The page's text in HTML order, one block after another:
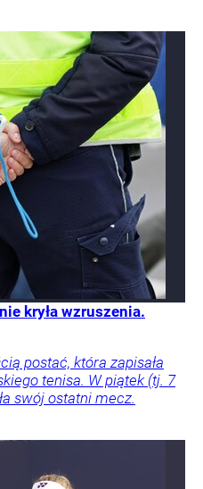
kryła wzruszenia.
postać, która zapisała
tenisa. W piątek (tj. 7
swój ostatni mecz.